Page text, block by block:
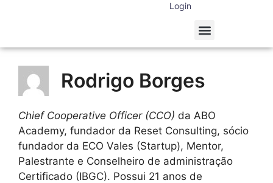
Login
Rodrigo Borges
Chief Cooperative Officer (CCO) da ABO
Academy, fundador da Reset Consulting, sócio
fundador da ECO Vales (Startup), Mentor,
Palestrante e Conselheiro de administração
Certificado (IBGC). Possui 21 anos de